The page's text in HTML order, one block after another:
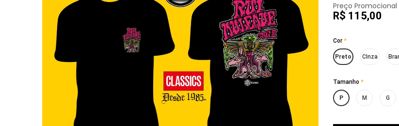
Preço Promocional
R$ 115,00
Cor *
Preto CInza
Tamanho *
P M G